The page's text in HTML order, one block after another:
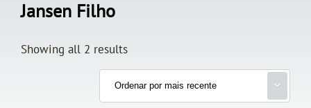
Jansen Filho
Showing all 2 results